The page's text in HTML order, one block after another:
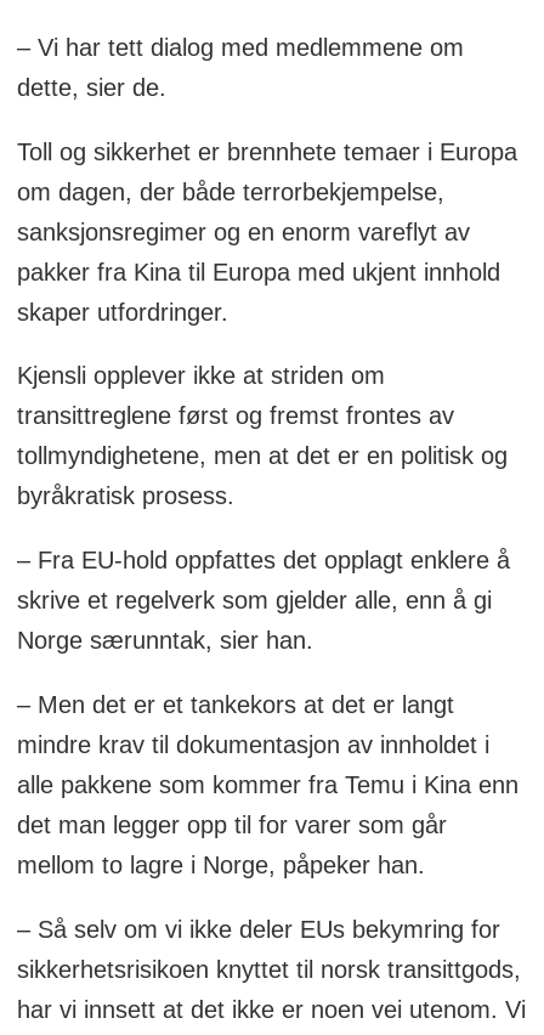
– Vi har tett dialog med medlemmene om
dette, sier de.
Toll og sikkerhet er brennhete temaer i Europa
om dagen, der både terrorbekjempelse,
sanksjonsregimer og en enorm vareflyt av
pakker fra Kina til Europa med ukjent innhold
skaper utfordringer.
Kjensli opplever ikke at striden om
transittreglene først og fremst frontes av
tollmyndighetene, men at det er en politisk og
byråkratisk prosess.
– Fra EU-hold oppfattes det opplagt enklere å
skrive et regelverk som gjelder alle, enn å gi
Norge særunntak, sier han.
– Men det er et tankekors at det er langt
mindre krav til dokumentasjon av innholdet i
alle pakkene som kommer fra Temu i Kina enn
det man legger opp til for varer som går
mellom to lagre i Norge, påpeker han.
– Så selv om vi ikke deler EUs bekymring for
sikkerhetsrisikoen knyttet til norsk transittgods,
har vi innsett at det ikke er noen vei utenom. Vi